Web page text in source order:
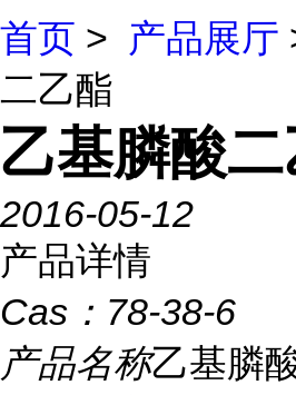
首页 > 产品展厅
二乙酯
乙基膦酸
2016-05-12
产品详情
Cas： 78-38-6
产品名称乙基膦